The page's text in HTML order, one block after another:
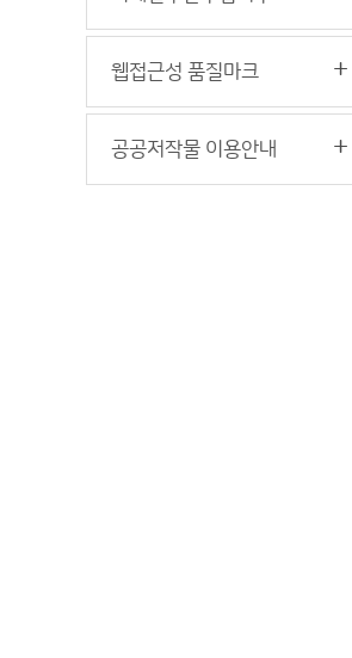
웹접근성 품질마크
공공저작물 이용안내